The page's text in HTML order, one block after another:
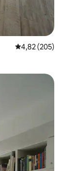
Priemerné
4,82 (205)